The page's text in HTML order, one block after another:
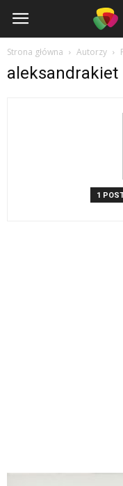
www.zabobon.pl
Strona główna Autorzy
aleksandrakiet
1